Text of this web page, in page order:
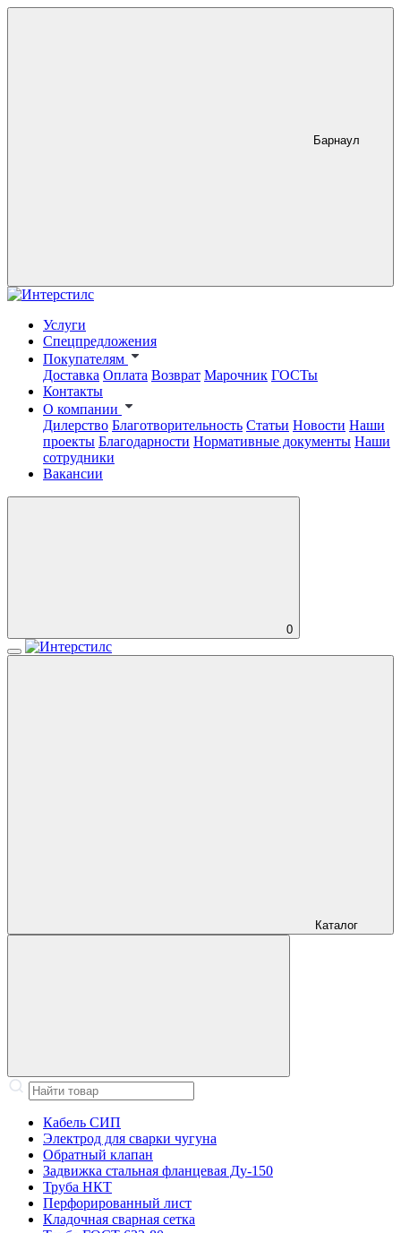
Барнаул
Услуги
Спецпредложения
Покупателям
Доставка Оплата Возврат Марочник ГОСТы
Контакты
О компании
Дилерство Благотворительность Статьи Новости Наши
проекты Благодарности Нормативные документы Наши
сотрудники
Вакансии
0
Каталог
Кабель СИП
Электрод для сварки чугуна
Обратный клапан
Задвижка стальная фланцевая Ду-150
Труба НКТ
Перфорированный лист
Кладочная сварная сетка